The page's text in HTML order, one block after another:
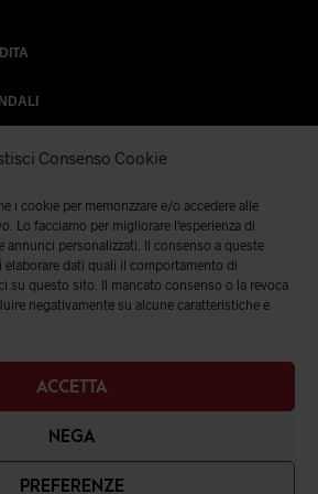
Consenso Cookie
i cookie per memorizzare e/o accedere alle
Lo facciamo per migliorare l'esperienza di
annunci personalizzati. Il consenso a queste
dati quali il comportamento di
su questo sito. Il mancato consenso o la revoca
negativamente su alcune caratteristiche e
ACCETTA
NEGA
PREFERENZE
TERMINI E CONDIZIONI|PRIVACY &